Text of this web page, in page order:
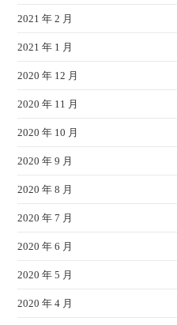
2021 年 2 月
2021 年 1 月
2020 年 12 月
2020 年 11 月
2020 年 10 月
2020 年 9 月
2020 年 8 月
2020 年 7 月
2020 年 6 月
2020 年 5 月
2020 年 4 月